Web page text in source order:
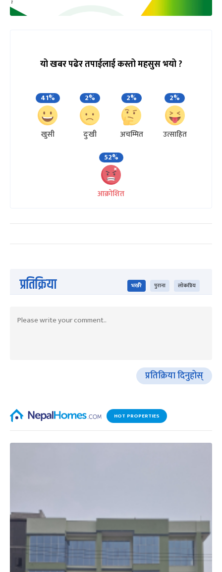
यो खबर पढेर तपाईलाई कस्तो महसुस भयो ?
41%
खुसी
2%
दुःखी
2%
अचम्मित
2%
उत्साहित
52%
आक्रोशित
प्रतिक्रिया भर्खरै पुराना लोकप्रिय
प्रतिक्रिया दिनुहोस्
HOT PROPERTIES